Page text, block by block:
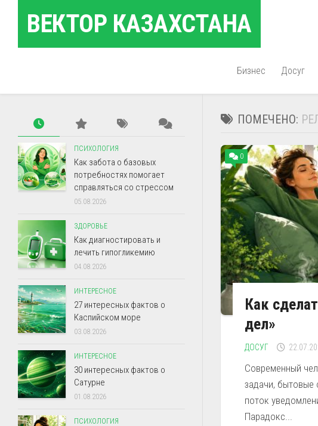
содержаниюВЕКТОР КАЗАХСТАНА
Бизнес Досуг
ПОМЕЧЕНО:
0
Как
дел»
ДОСУГ
Современный
задачи, бытовые
поток
Парадокс...
ПСИХОЛОГИЯ
Как забота о базовых
потребностях помогает
справляться со стрессом
05.08.2026
ЗДОРОВЬЕ
Как диагностировать и
лечить гипогликемию
04.08.2026
ИНТЕРЕСНОЕ
27 интересных фактов о
Каспийском море
03.08.2026
ИНТЕРЕСНОЕ
30 интересных фактов о
Сатурне
01.08.2026
ПСИХОЛОГИЯ